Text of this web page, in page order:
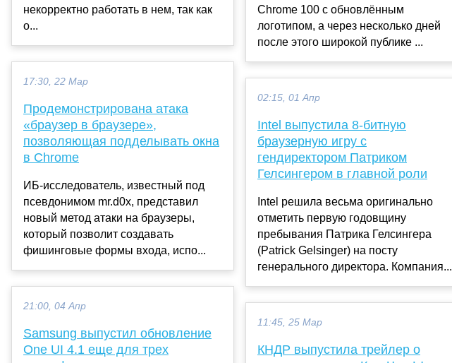
некорректно работать в нем, так как
о...
17:30, 22 Мар
Продемонстрирована атака
«браузер в браузере»,
позволяющая подделывать окна
в Chrome
ИБ-исследователь, известный под
псевдонимом mr.d0x, представил
новый метод атаки на браузеры,
который позволит создавать
фишинговые формы входа, испо...
21:00, 04 Апр
Samsung выпустил обновление
One UI 4.1 еще для трех
Chrome 100 с обновлённым
логотипом, а через несколько дней
после этого широкой публике ...
02:15, 01 Апр
Intel выпустила 8-битную
браузерную игру с
гендиректором Патриком
Гелсингером в главной роли
Intel решила весьма оригинально
отметить первую годовщину
пребывания Патрика Гелсингера
(Patrick Gelsinger) на посту
генерального директора. Компания...
11:45, 25 Мар
КНДР выпустила трейлер о